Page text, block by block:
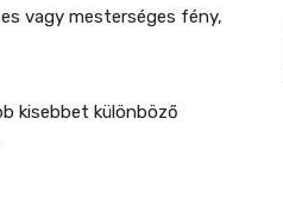
vagy mesterséges fény,
kisebbet különböző